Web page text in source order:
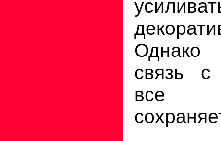
связь с
все